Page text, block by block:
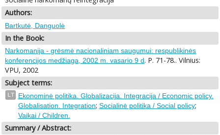
Authors:
Bartkutė, Danguolė
In the Book:
Narkomanija - grėsmė nacionaliniam saugumui: respublikinės
konferencijos medžiaga, 2002 m. vasario 9 d. P. 71-78.. Vilnius:
VPU, 2002
Subject terms:
LT
Ekonominė politika. Globalizacija. Integracija / Economic policy.
Globalisation. Integration; Socialinė politika / Social policy;
Vaikai / Children.
Summary / Abstract: